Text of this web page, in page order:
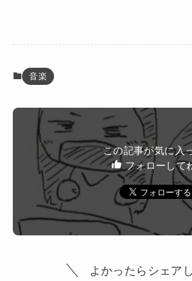
音楽
この記事が気に入
フォローして
よかったらシェア